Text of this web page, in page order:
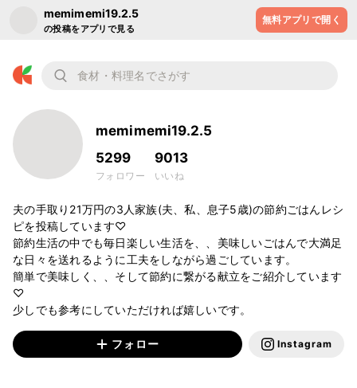
memimemi19.2.5
の投稿をアプリで見る
無料アプリで開く
memimemi19.2.5
5299
フォロワー
9013
いいね
夫の手取り21万円の3人家族(夫、私、息子5歳)の節約ごはんレシ
ピを投稿しています♡
節約生活の中でも毎日楽しい生活を、、美味しいごはんで大満足
な日々を送れるように工夫をしながら過ごしています。
簡単で美味しく、、そして節約に繋がる献立をご紹介しています
♡
少しでも参考にしていただければ嬉しいです。
フォロー Instagram